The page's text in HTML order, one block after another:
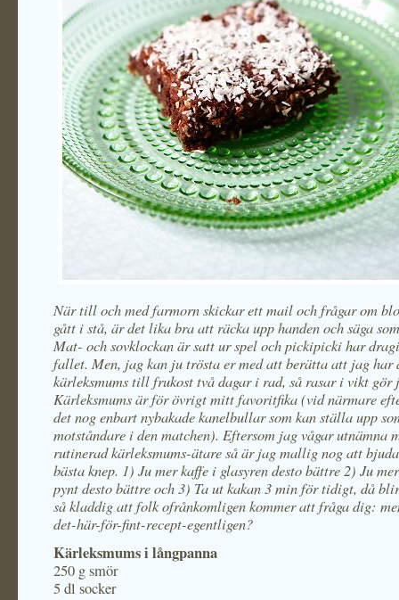
När till och med farmorn skickar ett mail och frågar om
gått i stå, är det lika bra att räcka upp handen och säga
Mat- och sovklockan är satt ur spel och pickipicki har
fallet. Men, jag kan ju trösta er med att berätta att jag har
kärleksmums till frukost två dagar i rad, så rasar i vikt gör
Kärleksmums är för övrigt mitt favoritfika (vid närmare
det nog enbart nybakade kanelbullar som kan ställa upp
motståndare i den matchen). Eftersom jag vågar utnämna
rutinerad kärleksmums-ätare så är jag mallig nog att
bästa knep. 1) Ju mer kaffe i glasyren desto bättre 2) Ju
pynt desto bättre och 3) Ta ut kakan 3 min för tidigt, då
så kladdig att folk ofrånkomligen kommer att fråga dig:
det-här-för-fint-recept-egentligen?
Kärleksmums i långpanna
250 g smör
5 dl socker